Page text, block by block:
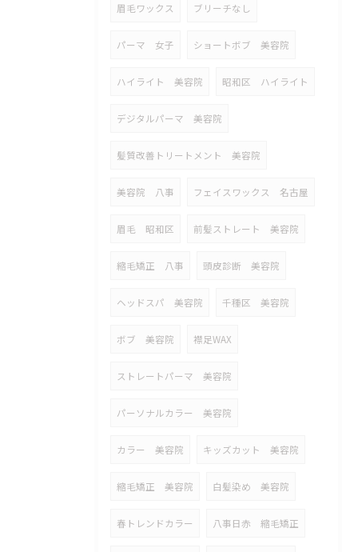
眉毛ワックス ブリーチなし
パーマ 女子 ショートボブ 美容院
ハイライト 美容院 昭和区 ハイライト
デジタルパーマ 美容院
髪質改善トリートメント 美容院
美容院 八事 フェイスワックス 名古屋
眉毛 昭和区 前髪ストレート 美容院
縮毛矯正 八事 頭皮診断 美容院
ヘッドスパ 美容院 千種区 美容院
ボブ 美容院 襟足WAX
ストレートパーマ 美容院
パーソナルカラー 美容院
カラー 美容院 キッズカット 美容院
縮毛矯正 美容院 白髪染め 美容院
春トレンドカラー 八事日赤 縮毛矯正